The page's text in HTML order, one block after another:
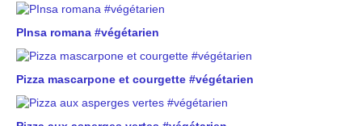
PInsa romana #végétarien
Pizza mascarpone et courgette #végétarien